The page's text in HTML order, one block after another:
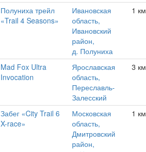
Полуниха трейл
«Trail 4 Seasons»
Ивановская
область,
Ивановский
район,
д. Полуниха
1
Mad Fox Ultra
Invocation
Ярославская
область,
Переславль-
Залесский
3
Забег «City Trail 6
X-race»
Московская
область,
Дмитровский
район,
1